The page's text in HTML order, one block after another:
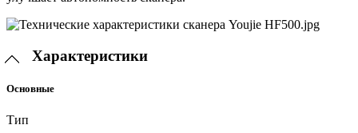
Характеристики
Основные
Тип